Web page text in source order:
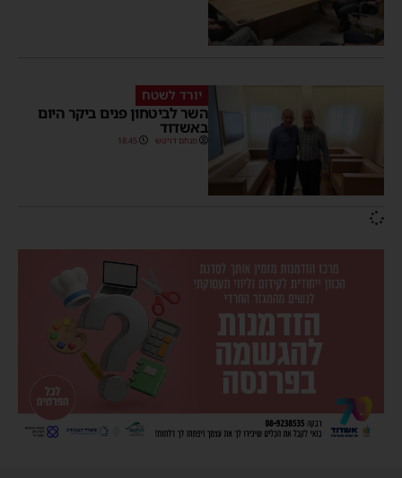
יורד לשטח
השר לביטחון פנים ביקר היום
באשדוד
מנחם דויטש 18:45